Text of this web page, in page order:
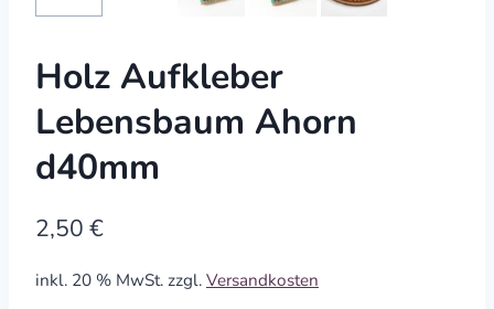
Holz Aufkleber
Lebensbaum Ahorn
d40mm
2,50 €
inkl. 20 % MwSt. zzgl. Versandkosten